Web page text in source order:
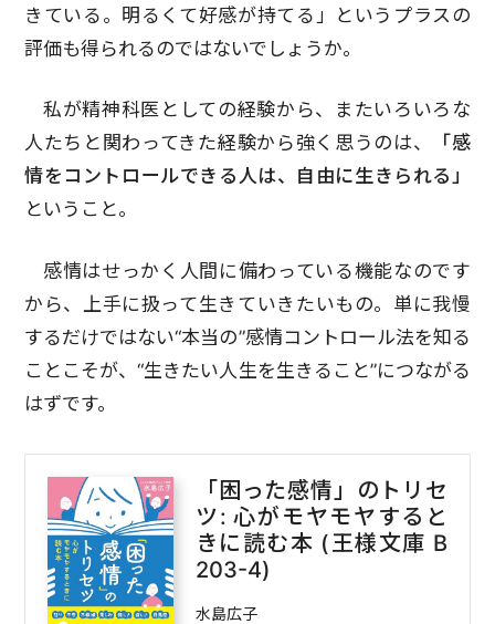
きている。明るくて好感が持てる」というプラスの
評価も得られるのではないでしょうか。
私が精神科医としての経験から、またいろいろな
人たちと関わってきた経験から強く思うのは、
「感
情をコントロールできる人は、自由に生きられる」
ということ。
感情はせっかく人間に備わっている機能なのです
から、上手に扱って生きていきたいもの。単に我慢
するだけではない“本当の”感情コントロール法を知る
ことこそが、“生きたい人生を生きること”につながる
はずです。
「困った感情」のトリセ
ツ: 心がモヤモヤすると
きに読む本 (王様文庫 B
203-4)
水島広子